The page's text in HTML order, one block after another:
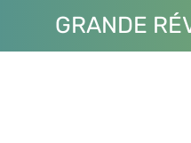
GRANDE